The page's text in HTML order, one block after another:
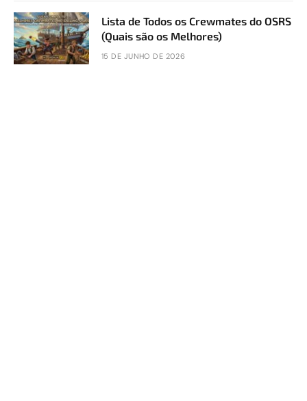
Lista de Todos os Crewmates do OSRS
(Quais são os Melhores)
15 DE JUNHO DE 2026